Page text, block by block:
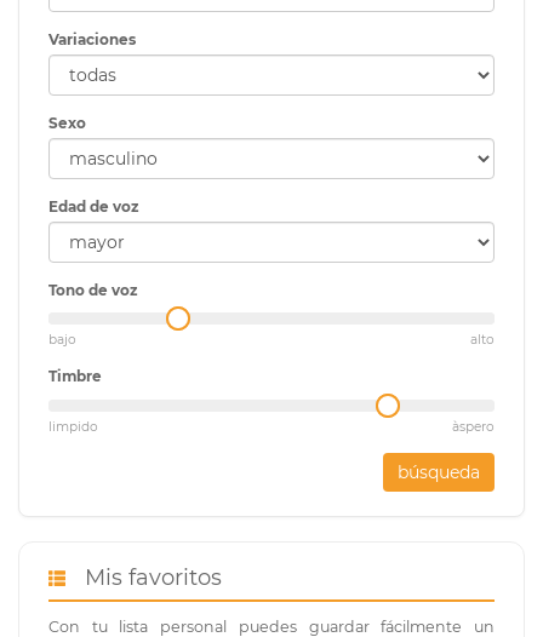
Variaciones
Sexo
Edad de voz
Tono de voz
bajo alto
Timbre
limpido àspero
búsqueda
Mis favoritos
Con tu lista personal puedes guardar fácilmente un